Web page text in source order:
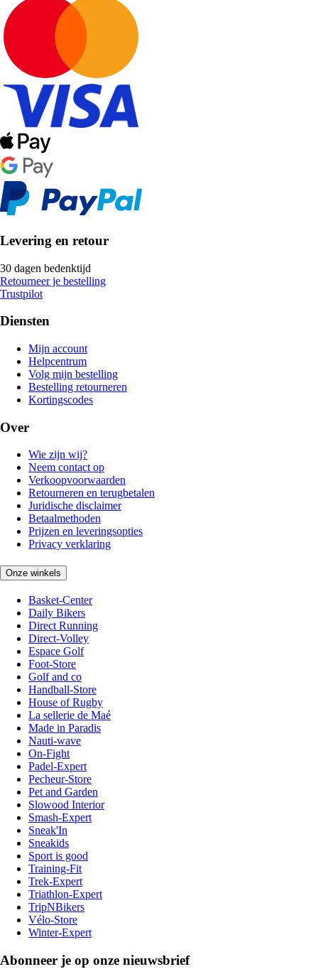
Levering en retour
30 dagen bedenktijd
Retourneer je bestelling
Trustpilot
Diensten
Mijn account
Helpcentrum
Volg mijn bestelling
Bestelling retourneren
Kortingscodes
Over
Wie zijn wij?
Neem contact op
Verkoopvoorwaarden
Retourneren en terugbetalen
Juridische disclaimer
Betaalmethoden
Prijzen en leveringsopties
Privacy verklaring
Onze winkels
Basket-Center
Daily Bikers
Direct Running
Direct-Volley
Espace Golf
Foot-Store
Golf and co
Handball-Store
House of Rugby
La sellerie de Maé
Made in Paradis
Nauti-wave
On-Fight
Padel-Expert
Pecheur-Store
Pet and Garden
Slowood Interior
Smash-Expert
Sneak'In
Sneakids
Sport is good
Training-Fit
Trek-Expert
Triathlon-Expert
TripNBikers
Vélo-Store
Winter-Expert
Abonneer je op onze nieuwsbrief